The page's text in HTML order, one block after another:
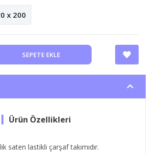
x 200
SEPETE EKLE
saten lastikli çarşaf takımıdır.